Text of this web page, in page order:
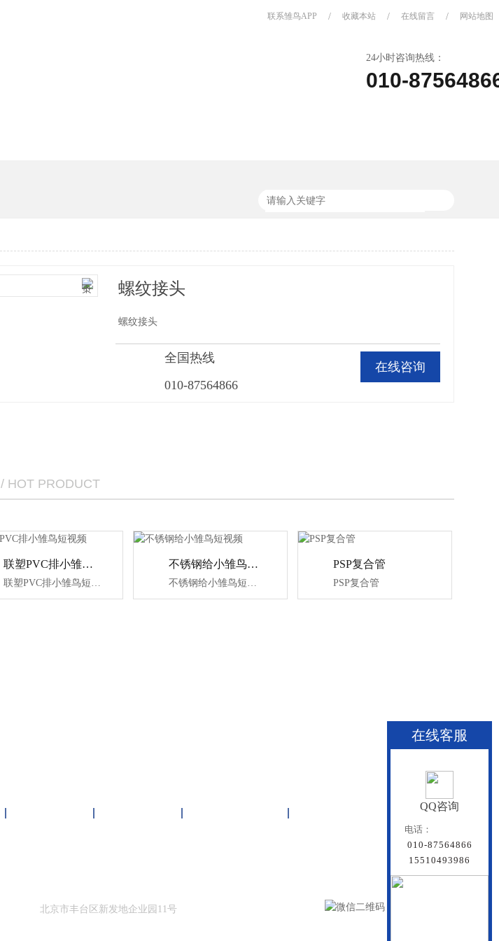
联系雏鸟APP / 收藏本站 / 在线留言 / 网站地图
24小时咨询热线：
010-
螺纹接头
螺纹接头
在线咨询
全国热线
010-87564866
/ HOT PRODUCT
联塑PVC排小雏鸟短视频
联塑PVC排小雏鸟短视频
不锈钢给小雏鸟短视频
不锈钢给小雏鸟短视频
PSP复合管
PSP复合管
网站地图
北京市丰台区新发地企业园11号
在线客服
QQ咨询
电话：
010-87564866
15510493986